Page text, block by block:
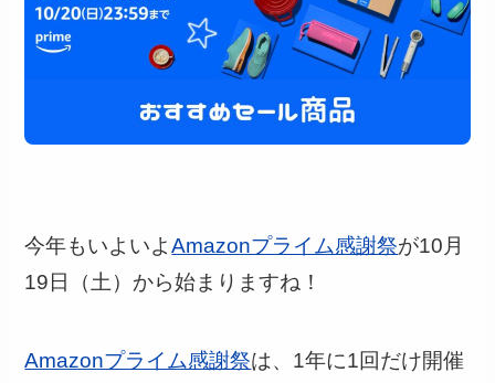
今年もいよいよAmazonプライム感謝祭が10月
19日（土）から始まりますね！
Amazonプライム感謝祭は、1年に1回だけ開催